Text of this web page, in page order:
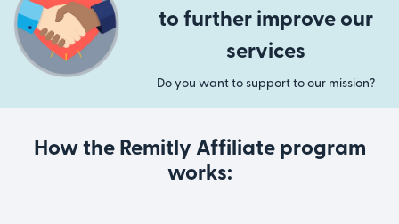
to further improve our
services
Do you want to support to our mission?
How the Remitly Affiliate program
works: